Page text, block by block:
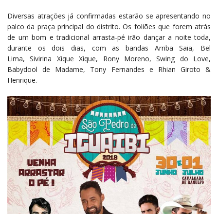
Diversas atrações já confirmadas estarão se apresentando no
palco da praça principal do distrito. Os foliões que forem atrás
de um bom e tradicional arrasta-pé irão dançar a noite toda,
durante os dois dias, com as bandas Arriba Saia, Bel
Lima, Sivirina Xique Xique, Rony Moreno, Swing do Love,
Babydool de Madame, Tony Fernandes e Rhian Giroto &
Henrique.